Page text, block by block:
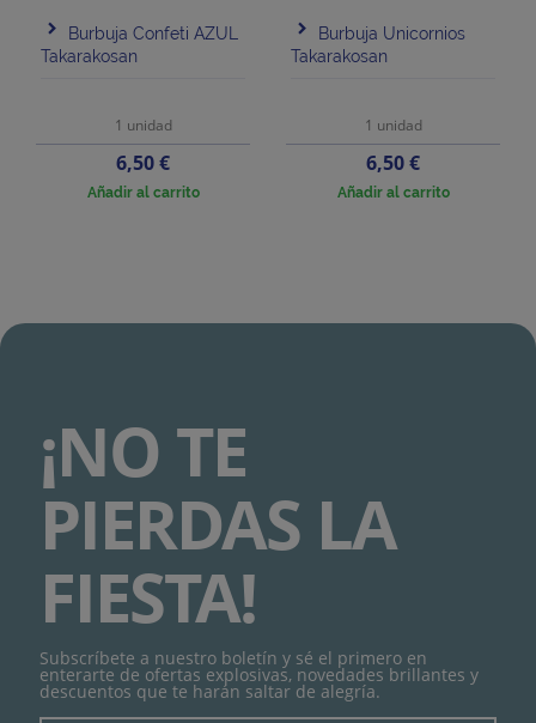
Burbuja Confeti AZUL
Takarakosan
1 unidad
Precio
6,50 €
Añadir al carrito
Burbuja Unicornios
Takarakosan
1 unidad
Precio
6,50 €
Añadir al carrito
¡NO TE
PIERDAS LA
FIESTA!
Subscríbete a nuestro boletín y sé el primero en
enterarte de ofertas explosivas, novedades brillantes y
descuentos que te harán saltar de alegría.